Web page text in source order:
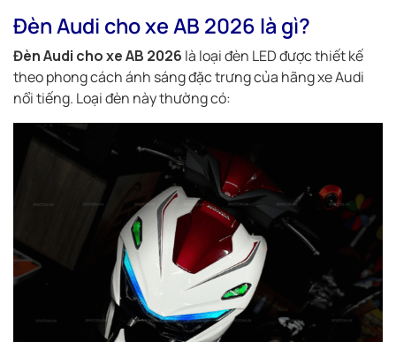
Đèn Audi cho xe AB 2026 là gì?
Đèn Audi cho xe AB 2026 là loại đèn LED được thiết kế
theo phong cách ánh sáng đặc trưng của hãng xe Audi
nổi tiếng. Loại đèn này thường có: